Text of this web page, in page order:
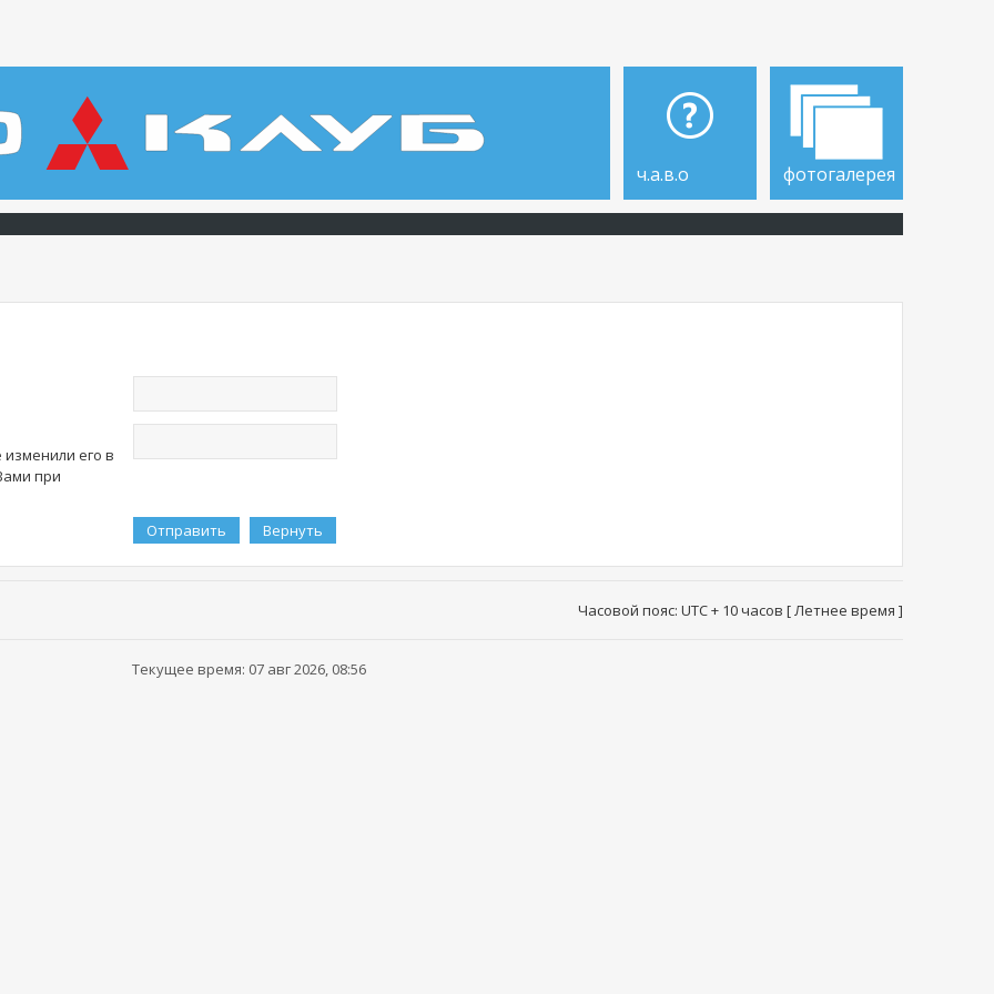
ч.а.в.о фотогалерея
его в
при
Часовой пояс: UTC + 10 часов [ Летнее время ]
Текущее время: 07 авг 2026, 08:56